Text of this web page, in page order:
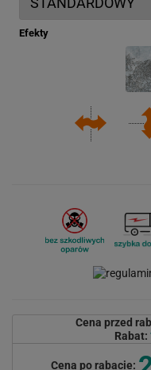
Efekty
Cena przed
Rabat:
Cena po rabacie: